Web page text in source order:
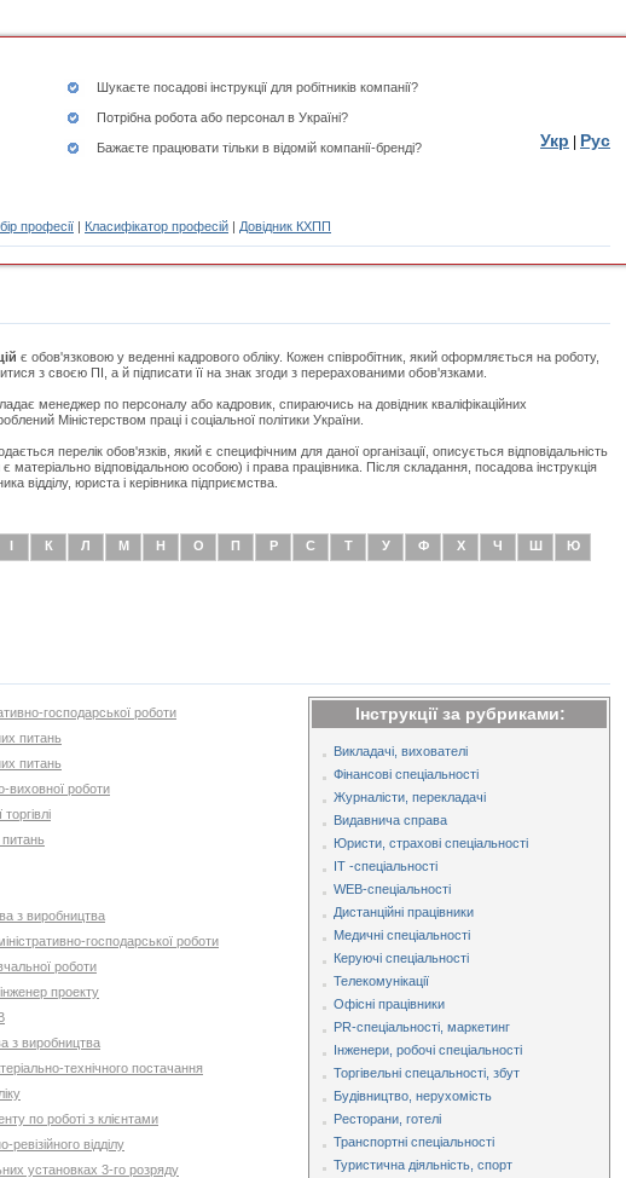
Шукаєте посадові інструкції для робітників компанії?
Потрібна робота або персонал в Україні?
Бажаєте працювати тільки в відомій компанії-бренді?
професії | Класифікатор професій | Довідник КХПП
Укр Рус
є обов'язковою у веденні кадрового обліку. Кожен співробітник, який оформляється на роботу,
з своєю ПІ, а й підписати її на знак згоди з перерахованими обов'язками.
менеджер по персоналу або кадровик, спираючись на довідник кваліфікаційних
Міністерством праці і соціальної політики України.
перелік обов'язків, який є специфічним для даної організації, описується відповідальність
матеріально відповідальною особою) і права працівника. Після складання, посадова інструкція
відділу, юриста і керівника підприємства.
І К Л М Н О П Р С Т У Ф Х Ч Ш Ю
господарської роботи
питань
питань
виховної роботи
питань
з виробництва
господарської роботи
роботи
проекту
з виробництва
технічного постачання
по роботі з клієнтами
відділу
установках 3-го розряду
Інструкції за рубриками:
Викладачі, вихователі
Фінансові спеціальності
Журналісти, перекладачі
Видавнича справа
Юристи, страхові спеціальності
IT -спеціальності
WEB-спеціальності
Дистанційні працівники
Медичні спеціальності
Керуючі спеціальності
Телекомунікації
Офісні працівники
PR-спеціальності, маркетинг
Інженери, робочі спеціальності
Торгівельні спецальності, збут
Будівництво, нерухомість
Ресторани, готелі
Транспортні спеціальності
Туристична діяльність, спорт